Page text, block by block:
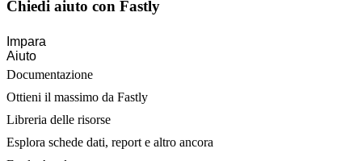
Chiedi aiuto con Fastly
Impara
Aiuto
Documentazione
Ottieni il massimo da Fastly
Libreria delle risorse
Esplora schede dati, report e altro ancora